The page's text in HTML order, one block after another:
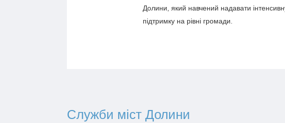
Долини, який навчений надавати
підтримку на рівні громади.
Служби міст Долини